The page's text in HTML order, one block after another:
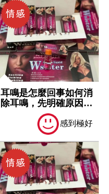
耳鳴是怎麼回事如何消
除耳鳴，先明確原因再
感到極好